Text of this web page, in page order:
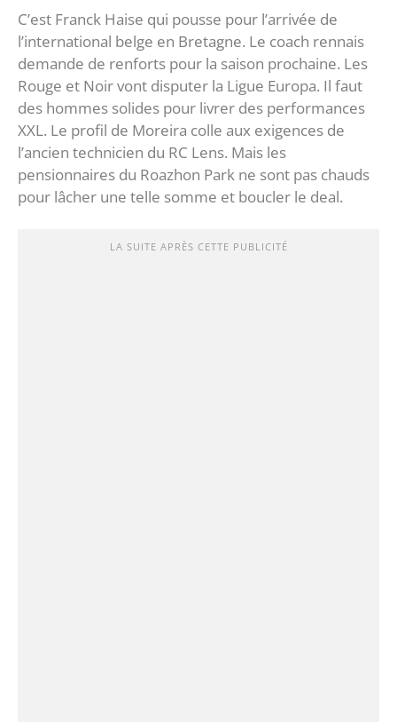
C’est Franck Haise qui pousse pour l’arrivée de
l’international belge en Bretagne. Le coach rennais
demande de renforts pour la saison prochaine. Les
Rouge et Noir vont disputer la Ligue Europa. Il faut
des hommes solides pour livrer des performances
XXL. Le profil de Moreira colle aux exigences de
l’ancien technicien du RC Lens. Mais les
pensionnaires du Roazhon Park ne sont pas chauds
pour lâcher une telle somme et boucler le deal.
LA SUITE APRÈS CETTE PUBLICITÉ